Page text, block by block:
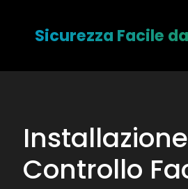
Sicurezza Facile
Controllo